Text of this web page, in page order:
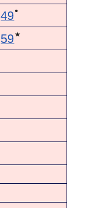
49●
59★